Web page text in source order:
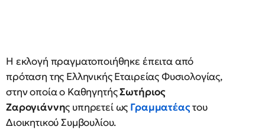
Η εκλογή πραγματοποιήθηκε έπειτα από
πρόταση της Ελληνικής Εταιρείας Φυσιολογίας,
στην οποία ο ΚαθηγητήςΣωτήριος
Ζαρογιάννης υπηρετεί ως Γραμματέαςτου
Διοικητικού Συμβουλίου.